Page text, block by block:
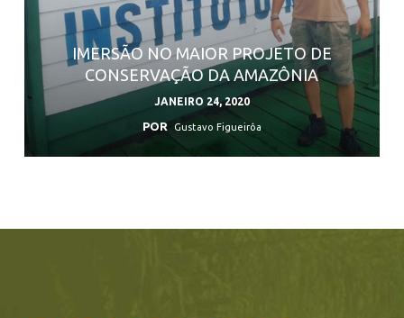
IMERSÃO NO MAIOR PROJETO DE
CONSERVAÇÃO DA AMAZÔNIA
JANEIRO 24, 2020
POR Gustavo Figueirôa